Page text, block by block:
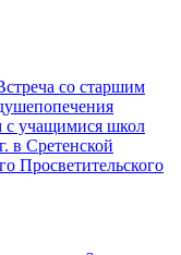
со старшим
с учащимися школ
в Сретенской
Просветительского